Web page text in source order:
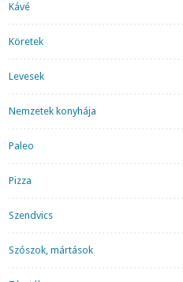
Kávé
Köretek
Levesek
Nemzetek konyhája
Paleo
Pizza
Szendvics
Szószok, mártások